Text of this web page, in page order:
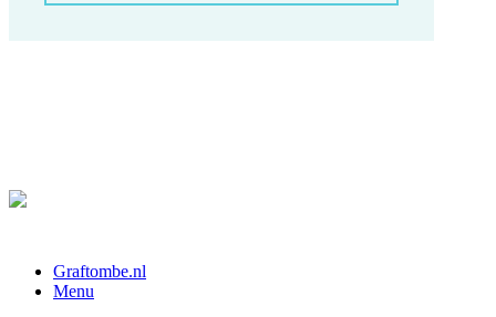
Graftombe.nl
Menu